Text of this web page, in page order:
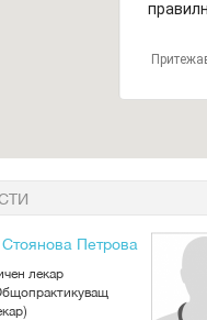
Петрова
лекар